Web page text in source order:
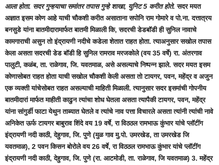
आला होता. सदर गुन्हयाचा समांतर तपास गुन्हे शाखा, युनिट 5 करीत होते. सदर मयत
अज्ञात इसम कोण आहे याची चौकशी करीत असाताना सपोनि राम गोमारे व पो.ना. दत्तात्रय
बनसुडे यांना बातमीदारामार्फत बातमी मिळाली कि, सदरची डेडबॉडी ही सुनिल नावाचे
कामगाराची असुन तो इंद्रायणी नदीचे कडेला शेतात राहत होता. त्याअनुसार सखोल तपास
केला असता सदरची डेड बॉडी हि सुनिल रामराव मरजकोले (वय 35 वर्षे) रा. अंतरगाव
पालुटी, कळंब, ता. राळेगाव, जि. यवतमाळ, असे असल्याचे निष्पन्न झाले. सदर मयत इसम
कोणासोबत राहत होता याची सखोल चौकशी केली असता तो टायगर, पवन, महेंद्र व अजुन
एक व्यक्ती यांचेसोबत राहत असल्याची माहिती मिळाली. त्यानुसार सदर इसमांची गोपनीय
बातमीदारां मार्फत माहीती काढुन त्यांचा शोध घेतला असता त्यापैकी टायगर, पवन, महेंद्र
यांना सांगुर्डी फाटा येथुन ताब्यात घेतले व त्यांचे नाव पत्ता विचारले असता त्यांनी त्यांची नावे
अनिकेत ऊर्फ टायगर बाबुराव शिंदे वय 19 वर्षे, रा विठठल रामभाऊ कुंभार यांचे प्लॉटींग
इंद्रायणी नदी काठी, देहुगाव, जि. पुणे (मुळ गाव मु.पो. उमरखेड, ता उमरखेड जि
यवतमाळ), 2 पवन किसन बोरोले वय 26 वर्षे, रा विठठल रामभाऊ कुंभार यांचे प्लॉटींग
इंद्रायणी नदी काठी, देहुगाव, जि. पुणे (रा. आटमोडी, ता. राळेगाव, जि यवतमाळ) 3. महेंद्र